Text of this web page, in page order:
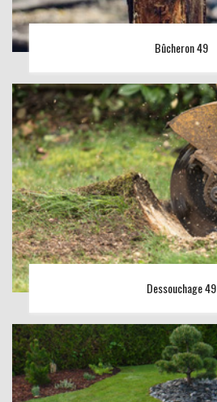
Bûcheron 49
Dessouchage 49